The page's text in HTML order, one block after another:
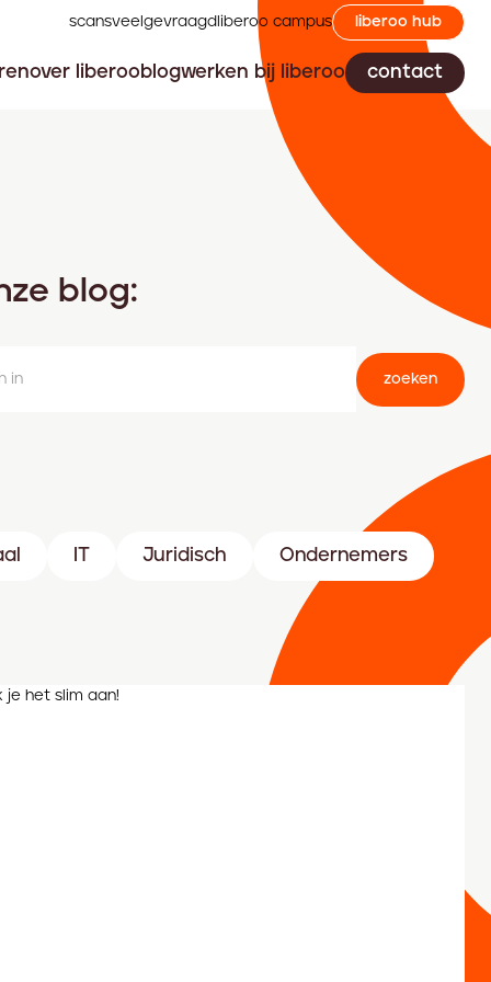
scansveelgevraagd liberoo campus liberoo hub
over liberoo blogwerken bij liberoo contact
blog:
zoeken
IT Juridisch Ondernemers